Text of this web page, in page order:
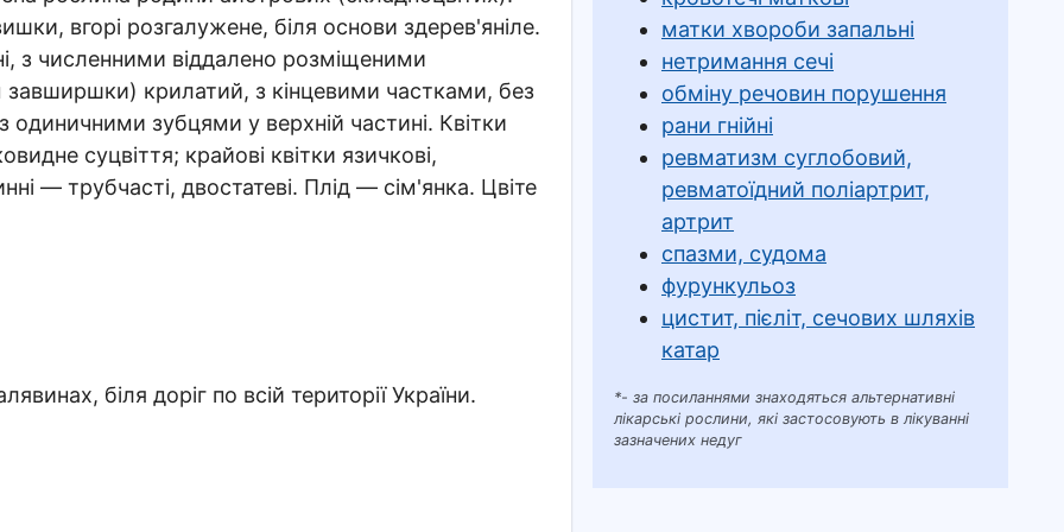
вгорі розгалужене, біля основи здерев'яніле.
з численними віддалено розміщеними
крилатий, з кінцевими частками, без
одиничними зубцями у верхній частині. Квітки
суцвіття; крайові квітки язичкові,
— трубчасті, двостатеві. Плід — сім'янка. Цвіте
біля доріг по всій території України.
матки хвороби запальні
нетримання сечі
обміну речовин порушення
рани гнійні
ревматизм суглобовий,
ревматоїдний поліартрит,
артрит
спазми, судома
фурункульоз
цистит, пієліт, сечових шляхів
катар
*- за посиланнями знаходяться альтернативні
лікарські рослини, які застосовують в лікуванні
зазначених недуг